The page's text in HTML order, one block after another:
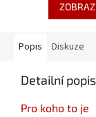
Popis Diskuze
Detailní
Pro koho to je